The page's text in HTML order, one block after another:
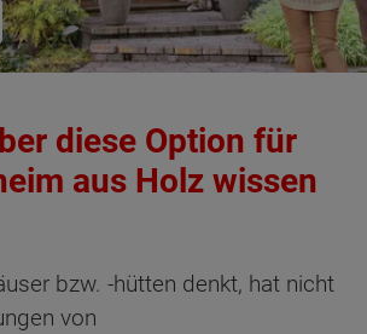
diese Option für
aus Holz wissen
bzw. -hütten denkt, hat nicht
von